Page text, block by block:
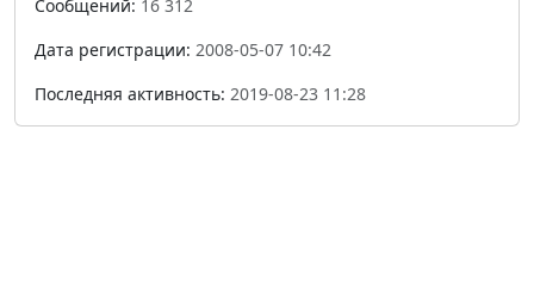
Сообщений: 16 312
Дата регистрации: 2008-05-07 10:42
Последняя активность: 2019-08-23 11:28